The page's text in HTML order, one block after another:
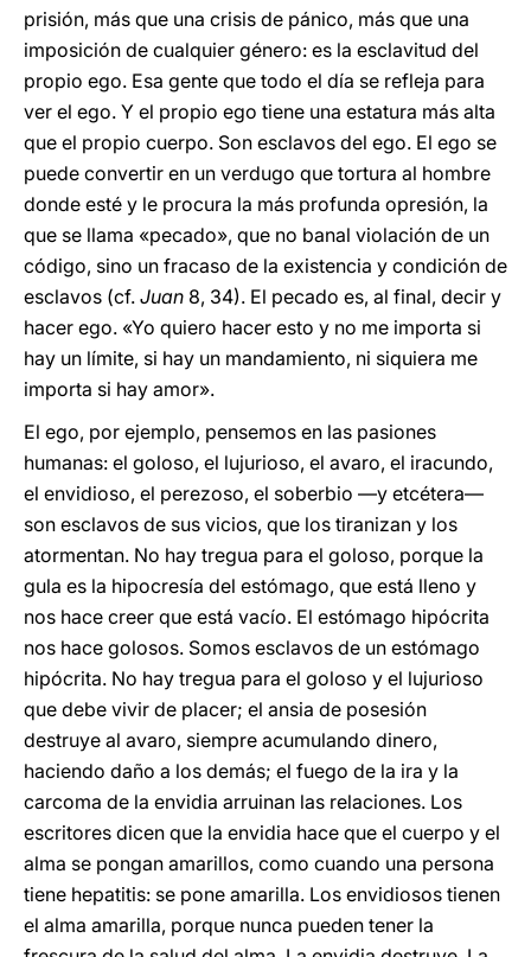
prisión, más que una crisis de pánico, más que una
imposición de cualquier género: es la esclavitud del
propio ego. Esa gente que todo el día se refleja para
ver el ego. Y el propio ego tiene una estatura más alta
que el propio cuerpo. Son esclavos del ego. El ego se
puede convertir en un verdugo que tortura al hombre
donde esté y le procura la más profunda opresión, la
que se llama «pecado», que no banal violación de un
código, sino un fracaso de la existencia y condición de
esclavos (cf. Juan 8, 34). El pecado es, al final, decir y
hacer ego. «Yo quiero hacer esto y no me importa si
hay un límite, si hay un mandamiento, ni siquiera me
importa si hay amor».
El ego, por ejemplo, pensemos en las pasiones
humanas: el goloso, el lujurioso, el avaro, el iracundo,
el envidioso, el perezoso, el soberbio —y etcétera—
son esclavos de sus vicios, que los tiranizan y los
atormentan. No hay tregua para el goloso, porque la
gula es la hipocresía del estómago, que está lleno y
nos hace creer que está vacío. El estómago hipócrita
nos hace golosos. Somos esclavos de un estómago
hipócrita. No hay tregua para el goloso y el lujurioso
que debe vivir de placer; el ansia de posesión
destruye al avaro, siempre acumulando dinero,
haciendo daño a los demás; el fuego de la ira y la
carcoma de la envidia arruinan las relaciones. Los
escritores dicen que la envidia hace que el cuerpo y el
alma se pongan amarillos, como cuando una persona
tiene hepatitis: se pone amarilla. Los envidiosos tienen
el alma amarilla, porque nunca pueden tener la